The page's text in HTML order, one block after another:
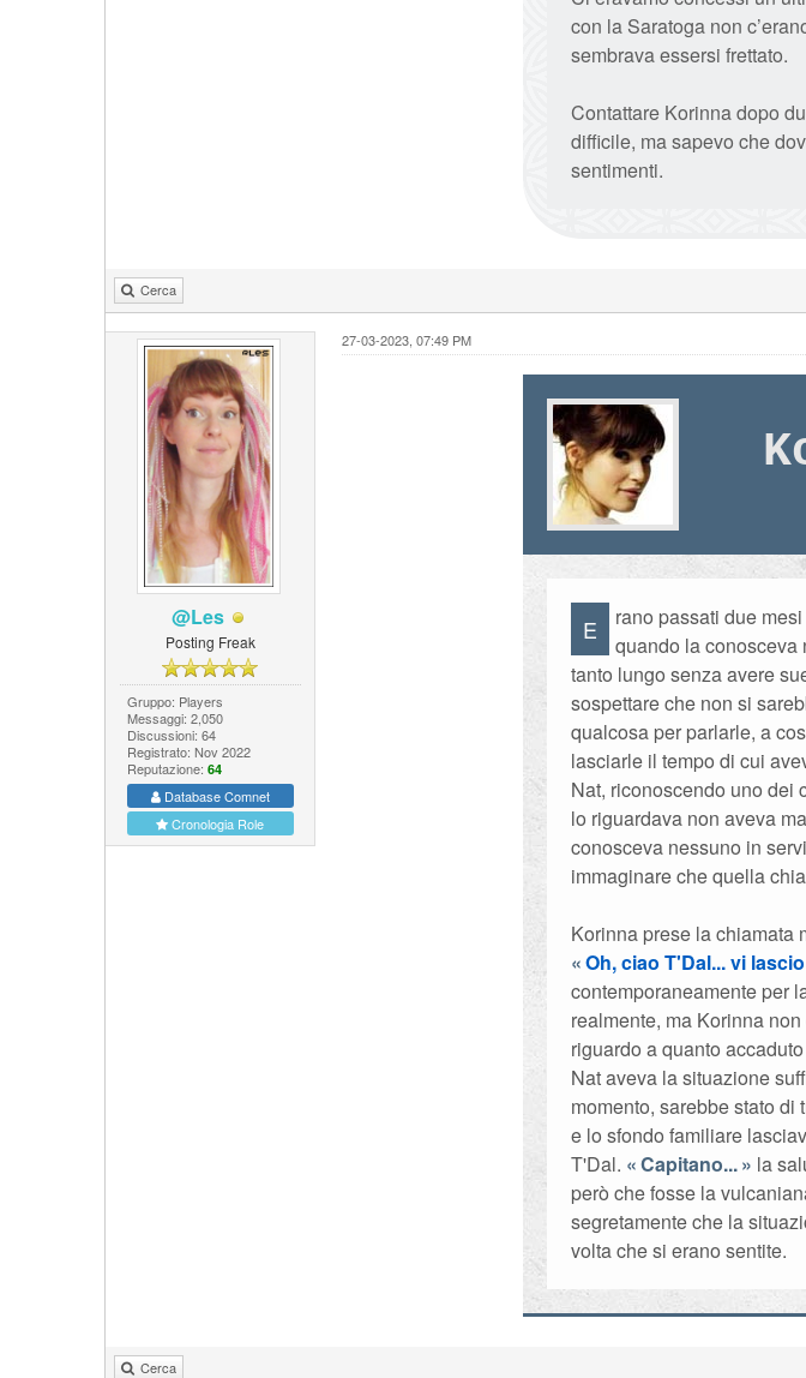
con la Saratoga non
sembrava essersi frettato.
Contattare Korinna dopo
difficile, ma sapevo che
sentimenti.
Cerca
@Les
Posting Freak
Gruppo: Players
Messaggi: 2,050
Discussioni: 64
Registrato: Nov 2022
Reputazione: 64
Database Comnet
Cronologia Role
27-03-2023, 07:49 PM
E
rano passati due
quando la conosceva
tanto lungo senza avere
sospettare che non si
qualcosa per parlarle, a
lasciarle il tempo di cui
Nat, riconoscendo uno dei
lo riguardava non aveva
conosceva nessuno in
immaginare che quella
Korinna prese la chiamata
Oh, ciao T'Dal... vi
contemporaneamente per
realmente, ma Korinna
riguardo a quanto
Nat aveva la situazione
momento, sarebbe stato
e lo sfondo familiare
T'Dal.
Capitano...
la
però che fosse la
segretamente che la
volta che si erano sentite.
Cerca